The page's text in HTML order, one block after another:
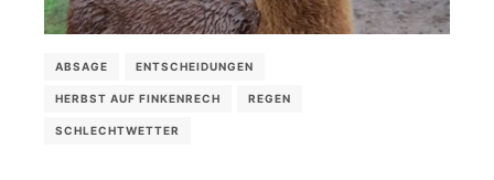
ABSAGE ENTSCHEIDUNGEN
HERBST AUF FINKENRECH REGEN
SCHLECHTWETTER